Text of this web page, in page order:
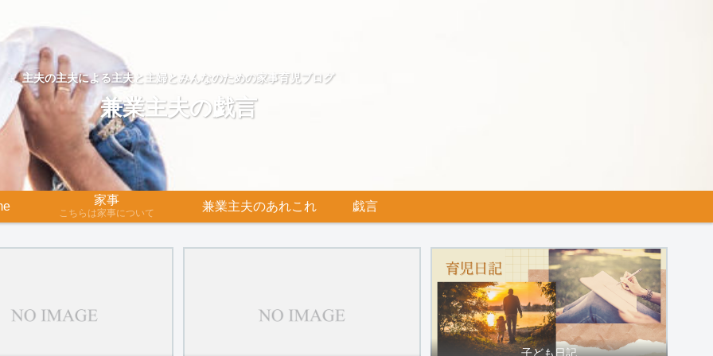
主夫の主夫による主夫と主婦とみんなのための家事育児ブログ
兼業主夫の戯言
家事
こちらは家事について
兼業主夫のあれこれ 戯言
子ども日記